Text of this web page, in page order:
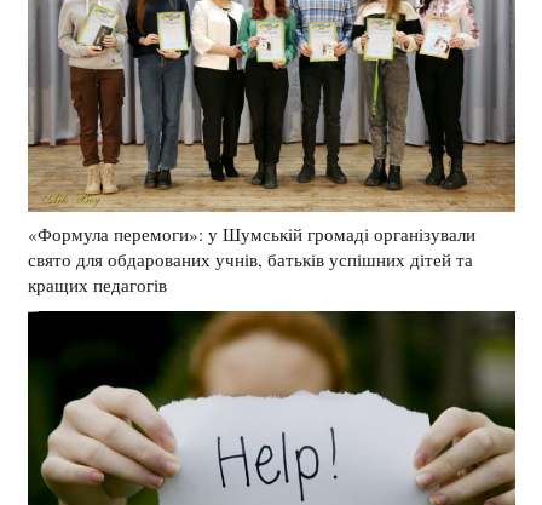
«Формула перемоги»: у Шумській громаді організували
свято для обдарованих учнів, батьків успішних дітей та
кращих педагогів